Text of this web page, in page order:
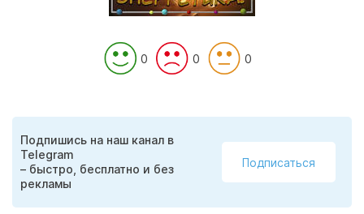
0 0 0
Подпишись на наш канал в
Telegram
– быстро, бесплатно и без
рекламы
Подписаться